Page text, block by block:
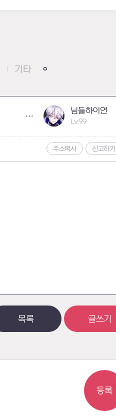
기타
님들하이연
Lv.99
주소복사 신고하기
목록 글쓰기
등록